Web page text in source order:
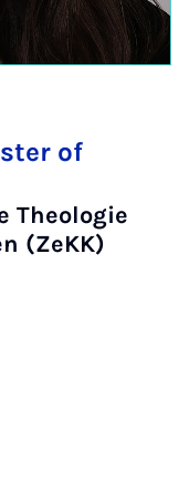
of
Theologie
(ZeKK)